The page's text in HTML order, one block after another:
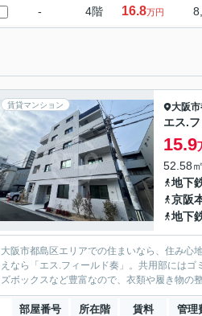
- 4階 16.8万円
賃貸マンション 大阪
エス.
15.9
52.58
地下
京阪
地下
大阪市都島区エリアでの住まいなら、住み心
えなら「エス.フィールド奏」。共用部には
ズボックスなど豊富なので、衣類や履き物の
部屋番号 所在階 賃料 管理